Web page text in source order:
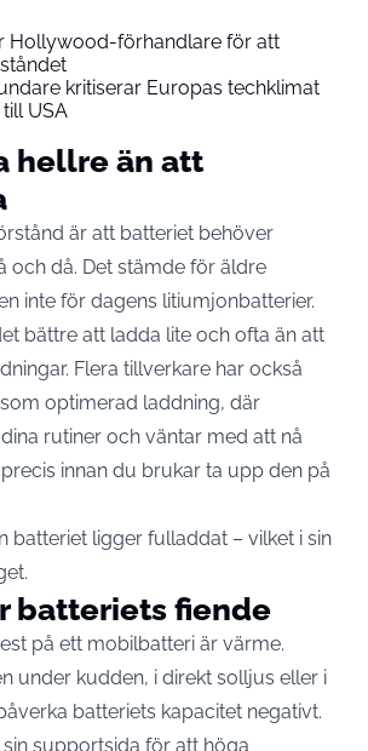
Hollywood-förhandlare för att
kritiserar Europas techklimat
USA
hellre än att
är att batteriet behöver
och då. Det stämde för äldre
inte för dagens litiumjonbatterier.
bättre att ladda lite och ofta än att
Flera tillverkare har också
optimerad laddning, där
rutiner och väntar med att nå
innan du brukar ta upp den på
batteriet ligger fulladdat – vilket i sin
batteriets fiende
på ett mobilbatteri är värme.
under kudden, i direkt solljus eller i
batteriets kapacitet negativt.
supportsida för att höga